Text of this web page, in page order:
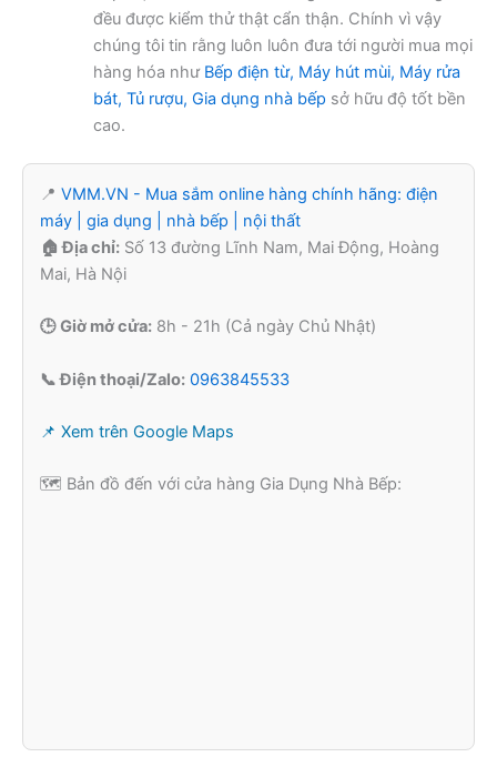
đều được kiểm thử thật cẩn thận. Chính vì vậy
chúng tôi tin rằng luôn luôn đưa tới người mua mọi
hàng hóa như Bếp điện từ, Máy hút mùi, Máy rửa
bát, Tủ rượu, Gia dụng nhà bếp sở hữu độ tốt bền
cao.
📍 VMM.VN - Mua sắm online hàng chính hãng: điện
máy | gia dụng | nhà bếp | nội thất
🏠 Địa chỉ: Số 13 đường Lĩnh Nam, Mai Động, Hoàng
Mai, Hà Nội
🕒 Giờ mở cửa: 8h - 21h (Cả ngày Chủ Nhật)
📞 Điện thoại/Zalo: 0963845533
📌 Xem trên Google Maps
🗺️ Bản đồ đến với cửa hàng Gia Dụng Nhà Bếp: